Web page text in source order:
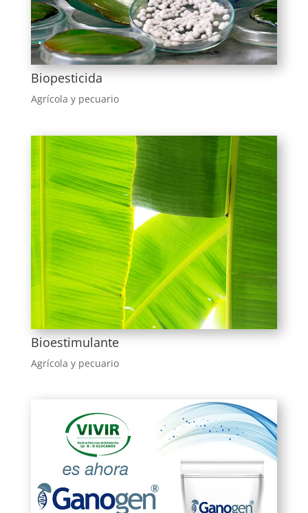
Biopesticida
Agrícola y pecuario
Bioestimulante
Agrícola y pecuario